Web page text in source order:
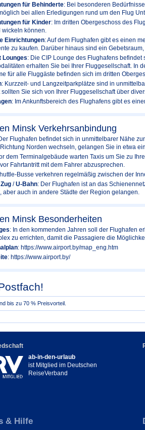
für Behinderte: Bei besonderen
bei allen Erledigungen rund um den Flug
für Kinder: Im dritten Obergeschoss des
können.
Einrichtungen: Auf dem Flughafen gibt es einen
zu kaufen. Darüber hinaus sind ein
Lounges: Die CIP Lounge des Flughafens
erhalten Sie bei Ihrer Fluggesellschaft. In
für alle Fluggäste befinden sich im dritten
: Kurzzeit- und Langzeitparkplätze sind in
Sie sich von Ihrer Fluggesellschaft über
: Im Ankunftsbereich des Flughafens gibt es
Minsk Verkehrsanbindung
Flughafen befindet sich in unmittelbarer Nähe
Norden wechseln, gelangen Sie in etwa
dem Terminalgebäude warten Taxis um Sie zu
Fahrtantritt mit dem Fahrer abzusprechen.
Busse verkehren regelmäßig zwischen der
Zug /U-Bahn: Der Flughafen ist an das
aber auch in andere Städte der Region gelangen.
Minsk Besonderheiten
: In den kommenden Jahren soll der Flughafen
zu errichten, damit die Passagiere die
: https://www.airport.by/map_eng.htm
: https://www.airport.by/
bis zu 70 % Preisvorteil.
ab-in-den-urlaub
ist Mitglied im Deutschen
ReiseVerband
& Hilfe